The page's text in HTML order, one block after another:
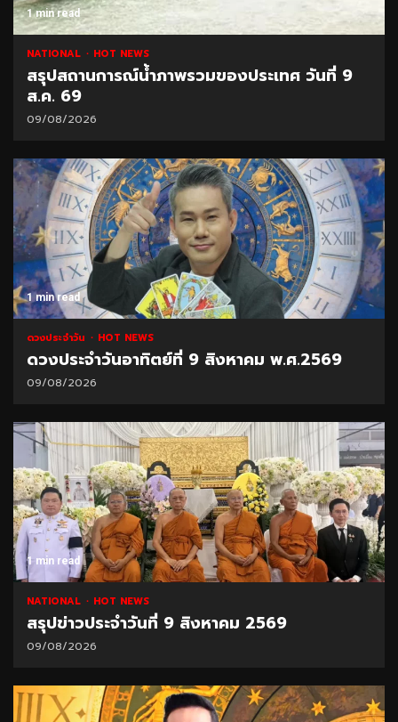
1 min read
NATIONAL HOT NEWS
สรุปสถานการณ์น้ำภาพรวมของประเทศ วันที่ 9
ส.ค. 69
09/08/2026
1 min read
ดวงประจำวัน HOT NEWS
ดวงประจำวันอาทิตย์ที่ 9 สิงหาคม พ.ศ.2569
09/08/2026
1 min read
NATIONAL HOT NEWS
สรุปข่าวประจำวันที่ 9 สิงหาคม 2569
09/08/2026